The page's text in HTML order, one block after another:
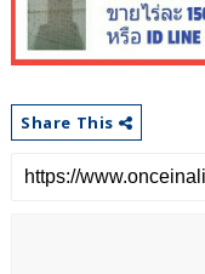
Share This